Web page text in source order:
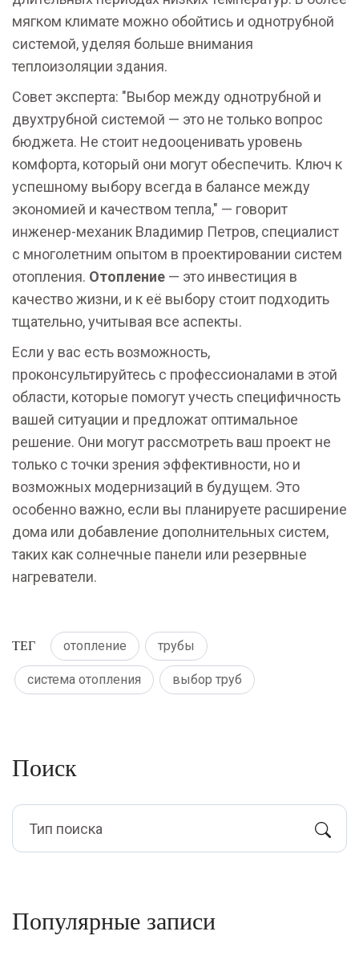
мягком климате можно обойтись и однотрубной
системой, уделяя больше внимания
теплоизоляции здания.
Совет эксперта: "Выбор между однотрубной и
двухтрубной системой — это не только вопрос
бюджета. Не стоит недооценивать уровень
комфорта, который они могут обеспечить. Ключ к
успешному выбору всегда в балансе между
экономией и качеством тепла," — говорит
инженер-механик Владимир Петров, специалист
с многолетним опытом в проектировании систем
отопления. Отопление — это инвестиция в
качество жизни, и к её выбору стоит подходить
тщательно, учитывая все аспекты.
Если у вас есть возможность,
проконсультируйтесь с профессионалами в этой
области, которые помогут учесть специфичность
вашей ситуации и предложат оптимальное
решение. Они могут рассмотреть ваш проект не
только с точки зрения эффективности, но и
возможных модернизаций в будущем. Это
особенно важно, если вы планируете расширение
дома или добавление дополнительных систем,
таких как солнечные панели или резервные
нагреватели.
ТЕГ отопление трубы
система отопления выбор труб
Поиск
Популярные записи